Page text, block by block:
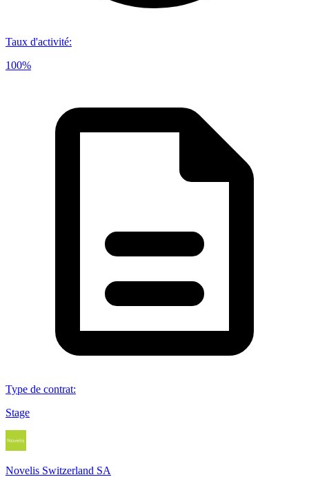
Taux d'activité:
100%
Type de contrat:
Stage
Novelis Switzerland SA